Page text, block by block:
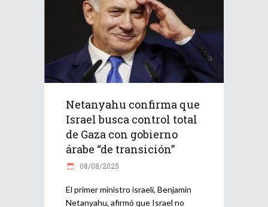
Netanyahu confirma que
Israel busca control total
de Gaza con gobierno
árabe “de transición”
08/08/2025
El primer ministro israelí, Benjamin
Netanyahu, afirmó que Israel no